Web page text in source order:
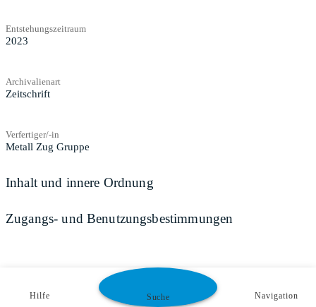
Entstehungszeitraum
2023
Archivalienart
Zeitschrift
Verfertiger/-in
Metall Zug Gruppe
Inhalt und innere Ordnung
Zugangs- und Benutzungsbestimmungen
Hilfe Suche Navigation